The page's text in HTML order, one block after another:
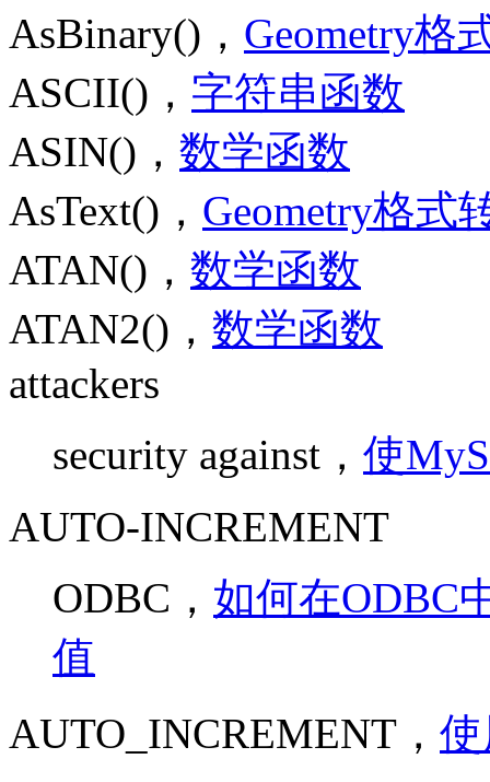
AsBinary()， Geometry格
ASCII()， 字符串函数
ASIN()， 数学函数
AsText()， Geometry格式
ATAN()， 数学函数
ATAN2()， 数学函数
attackers
security against， 使
AUTO-INCREMENT
ODBC， 如何在ODBC
值
AUTO_INCREMENT，